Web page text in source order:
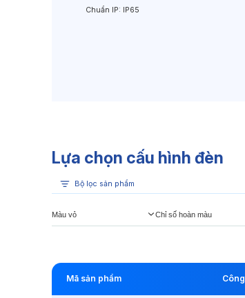
Chuẩn IP: IP65
Lựa chọn cấu hình đèn
Bộ lọc sản phẩm
Màu vỏ Chỉ số hoàn màu
Mã sản phẩm